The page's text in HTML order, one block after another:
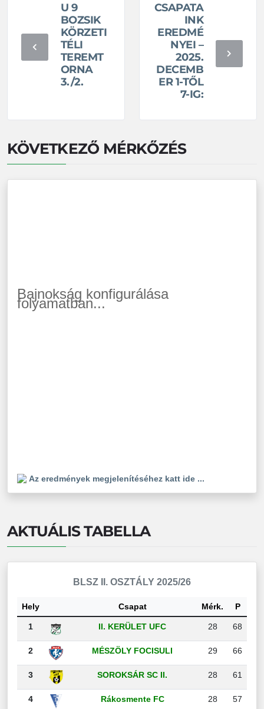
U 9
BOZSIK
KÖRZETI
TÉLI
TEREMT
ORNA
3./2.
CSAPATA
INK
EREDMÉ
NYEI –
2025.
DECEMB
ER 1-TŐL
7-IG:
KÖVETKEZŐ MÉRKŐZÉS
Bajnokság konfigurálása
folyamatban...
Az eredmények megjelenítéséhez katt ide ...
AKTUÁLIS TABELLA
BLSZ II. OSZTÁLY 2025/26
Hely Csapat Mérk. P
1 II. KERÜLET UFC 28 68
2 MÉSZÖLY FOCISULI 29 66
3 SOROKSÁR SC II. 28 61
4 Rákosmente FC 28 57